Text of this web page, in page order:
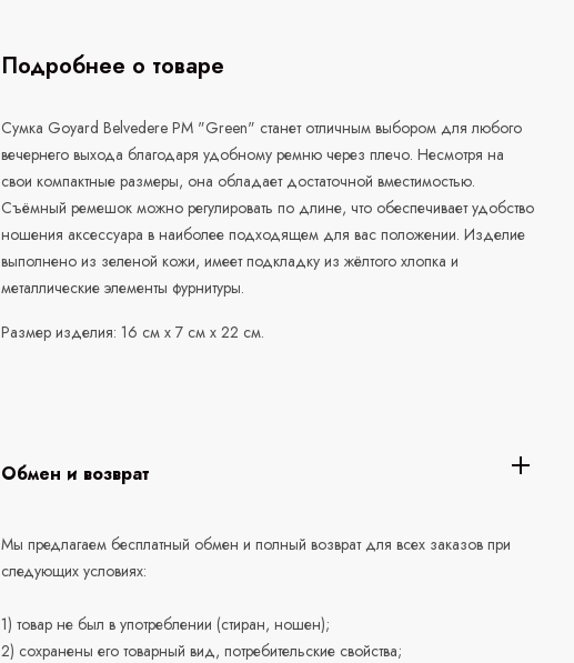
Подробнее о товаре
Сумка Goyard Belvedere PM "Green" станет отличным выбором для любого
вечернего выхода благодаря удобному ремню через плечо. Несмотря на
свои компактные размеры, она обладает достаточной вместимостью.
Съёмный ремешок можно регулировать по длине, что обеспечивает удобство
ношения аксессуара в наиболее подходящем для вас положении. Изделие
выполнено из зеленой кожи, имеет подкладку из жёлтого хлопка и
металлические элементы фурнитуры.
Размер изделия: 16 см x 7 см x 22 см.
Обмен и возврат
Мы предлагаем бесплатный обмен и полный возврат для всех заказов при
следующих условиях:
1) товар не был в употреблении (стиран, ношен);
2) сохранены его товарный вид, потребительские свойства;